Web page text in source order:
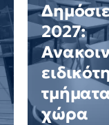
2027:
χώρα